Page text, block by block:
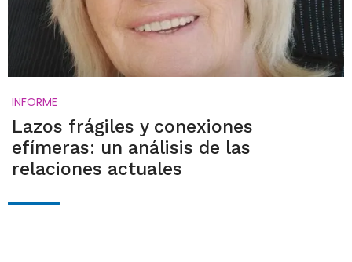
INFORME
Lazos frágiles y conexiones
efímeras: un análisis de las
relaciones actuales